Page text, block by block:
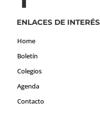
ENLACES DE INTERÉS
Home
Boletín
Colegios
Agenda
Contacto